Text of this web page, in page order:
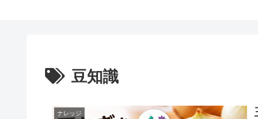
豆知識
ナレッジ